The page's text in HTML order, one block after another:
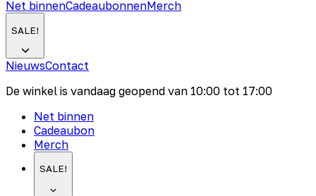
Net binnenCadeaubonnenMerch
SALE!
NieuwsContact
De winkel is vandaag geopend van 10:00 tot 17:00
Net binnen
Cadeaubon
Merch
SALE!